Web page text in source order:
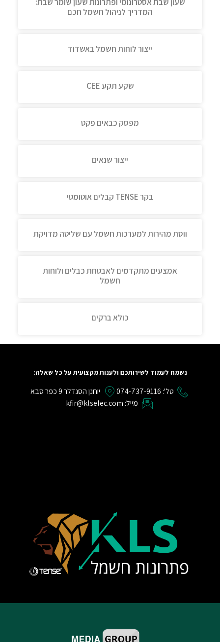
המדריך לניהול חשמל חכם
ייצור לוחות חשמל באשדוד
שקע תקע CEE
מפסק כבאים פקט
ייצור שנאים
בקר TENSE קבלים אוטומטי
ווסת מהירות למערכות חשמל עם שליטה מדויקת
אמצעים מתקדמים לאבטחת כבלים ולוחות
חשמל
כולא ברקים
נשמח לעמוד לשירותכם ולענות מקצועית על כל שאלה:
טל': 074-737-9116
יוחנן הסנדלר 9 כפר סבא
מייל: kfir@klselec.com